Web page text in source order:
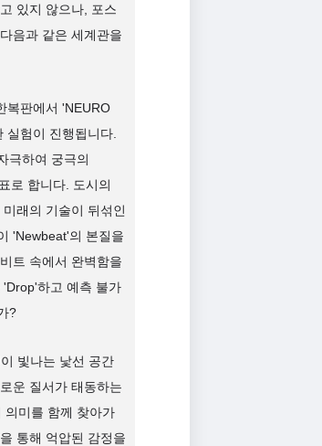
있지 않으나, 포스
음과 같은 세계관을
복판에서 'NEURO
실험이 진행됩니다.
극하여 궁극의
로 합니다. 도시의
래의 기술이 뒤섞인
'Newbeat'의 본질을
트 속에서 완벽함을
하고 예측 불가
?
빛나는 낯선 공간
운 질서가 태동하는
의미를 함께 찾아가
통해 억압된 감정을